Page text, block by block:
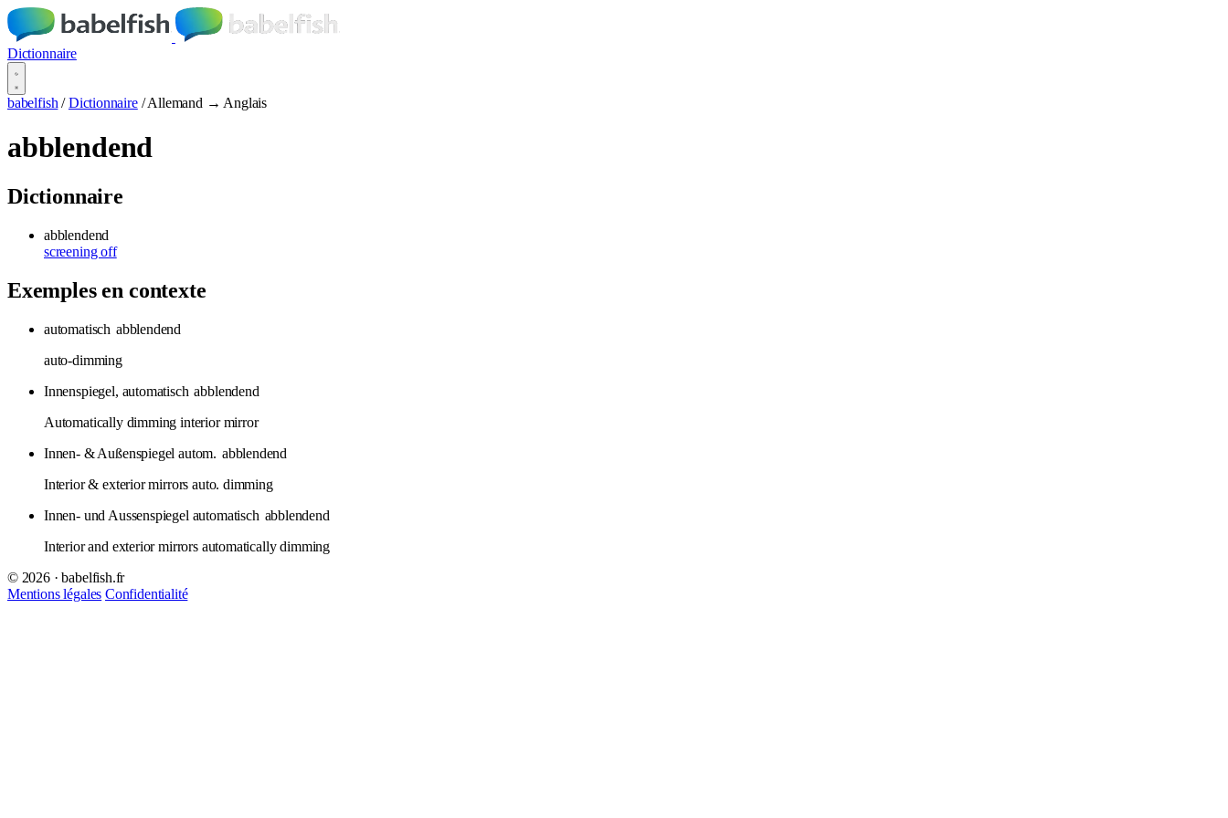
Dictionnaire
babelfish / Dictionnaire / Allemand → Anglais
abblendend
Dictionnaire
abblendend
screening off
Exemples en contexte
automatisch abblendend
auto-dimming
Innenspiegel, automatisch abblendend
Automatically dimming interior mirror
Innen- & Außenspiegel autom. abblendend
Interior & exterior mirrors auto. dimming
Innen- und Aussenspiegel automatisch abblendend
Interior and exterior mirrors automatically dimming
© 2026 · babelfish.fr
Mentions légales Confidentialité